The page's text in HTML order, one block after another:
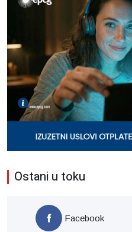
Ostani u toku
Facebook